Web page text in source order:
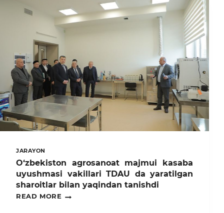
O‘TDI
JARAYON
O‘zbekiston agrosanoat majmui kasaba
uyushmasi vakillari TDAU da yaratilgan
sharoitlar bilan yaqindan tanishdi
READ MORE
O‘ZBEKISTON